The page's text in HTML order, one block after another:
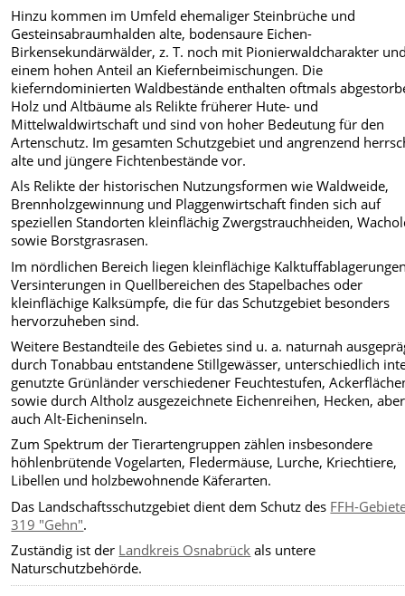
Hinzu kommen im Umfeld ehemaliger Steinbrüche und
Gesteinsabraumhalden alte, bodensaure Eichen-
Birkensekundärwälder, z. T. noch mit Pionierwaldcharakter
einem hohen Anteil an Kiefernbeimischungen. Die
kieferndominierten Waldbestände enthalten oftmals
Holz und Altbäume als Relikte früherer Hute- und
Mittelwaldwirtschaft und sind von hoher Bedeutung für den
Artenschutz. Im gesamten Schutzgebiet und angrenzend
alte und jüngere Fichtenbestände vor.
Als Relikte der historischen Nutzungsformen wie Waldweide,
Brennholzgewinnung und Plaggenwirtschaft finden sich auf
speziellen Standorten kleinflächig Zwergstrauchheiden,
sowie Borstgrasrasen.
Im nördlichen Bereich liegen kleinflächige
Versinterungen in Quellbereichen des Stapelbaches oder
kleinflächige Kalksümpfe, die für das Schutzgebiet besonders
hervorzuheben sind.
Weitere Bestandteile des Gebietes sind u. a. naturnah
durch Tonabbau entstandene Stillgewässer, unterschiedlich
genutzte Grünländer verschiedener Feuchtestufen,
sowie durch Altholz ausgezeichnete Eichenreihen, Hecken, aber
auch Alt-Eicheninseln.
Zum Spektrum der Tierartengruppen zählen insbesondere
höhlenbrütende Vogelarten, Fledermäuse, Lurche, Kriechtiere,
Libellen und holzbewohnende Käferarten.
Das Landschaftsschutzgebiet dient dem Schutz des FFH-
319 "Gehn".
Zuständig ist der Landkreis Osnabrück als untere
Naturschutzbehörde.